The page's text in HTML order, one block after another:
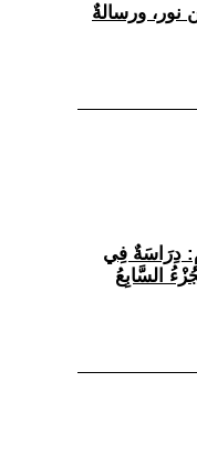
نور، ورسالةٌ
دِرَاسَةٌ فِي
السَّابِعُ